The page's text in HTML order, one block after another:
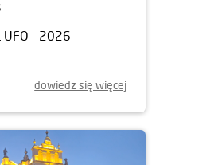
UFO - 2026
dowiedz się więcej